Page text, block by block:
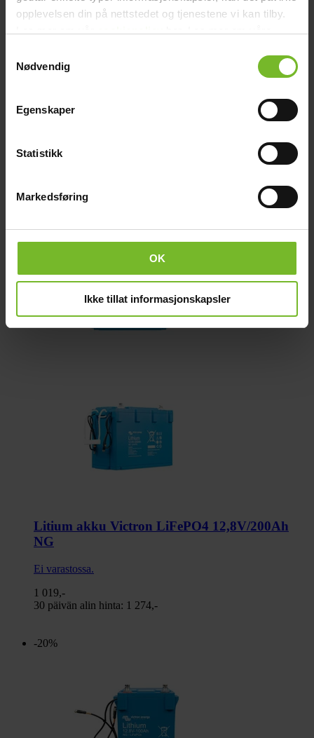
opplevelsen din på nettstedet og tjenestene vi kan tilby.
Nødvendig
Egenskaper
Statistikk
Markedsføring
OK
Ikke tillat informasjonskapsler
Litium akku Victron LiFePO4 12,8V/200Ah
NG
Ei varastossa.
1 019,-
30 päivän alin hinta: 1 274,-
-20%